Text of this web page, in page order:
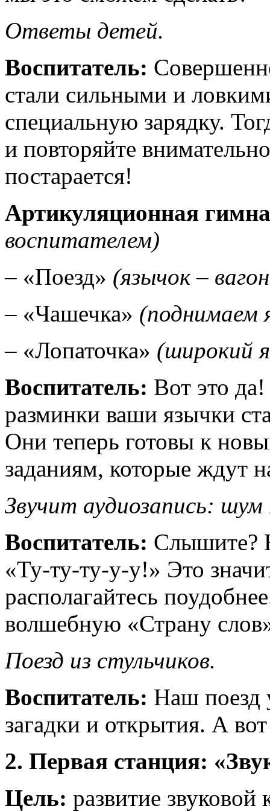
Ответы детей.
Воспитатель:
стали сильными и
специальную зарядку.
и повторяйте
постарается!
Артикуляционная
воспитателем)
– «Поезд» (язычок –
– «Чашечка» (поднимаем
– «Лопаточка» (широкий
Воспитатель: Вот это
разминки ваши язычки
Они теперь готовы к
заданиям, которые ждут
Звучит аудиозапись: шум
Воспитатель: Слышите?
«Ту-ту-ту-у-у!» Это
располагайтесь
волшебную «Страну
Поезд из стульчиков.
Воспитатель: Наш поезд
загадки и открытия. А
2. Первая станция:
Цель: развитие звуковой